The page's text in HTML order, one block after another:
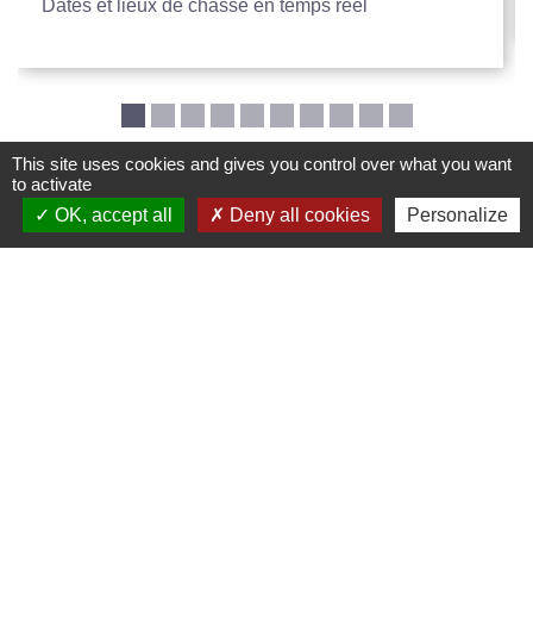
Dates et lieux de chasse en temps réel
Mairie de Creys Mepieu
Commune de Creys-Mépieu
This site uses cookies and gives you control over what you want
to activate
OK, accept all
Deny all cookies Personalize